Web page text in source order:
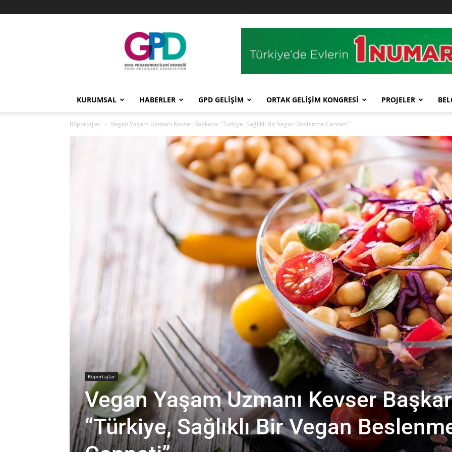
GPD
KURUMSAL HABERLER GPD GELİŞİM ORTAK GELİŞİM KONGRESİ PROJELER
Röportajlar Vegan Yaşam Uzmanı Kevser Başkara: “Türkiye, Sağlıklı Bir Vegan Beslenme Cenneti”
Röportajlar
Vegan Yaşam Uzmanı Kevser
“Türkiye, Sağlıklı Bir Vegan